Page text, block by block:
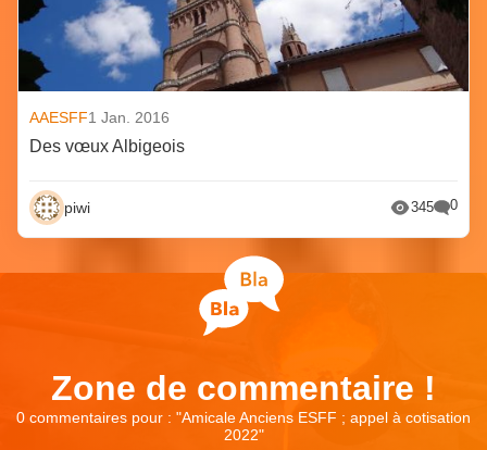
AAESFF1 Jan. 2016
Des vœux Albigeois
piwi 345 0
Zone de commentaire !
0 commentaires pour : "Amicale Anciens ESFF ; appel à cotisation
2022"